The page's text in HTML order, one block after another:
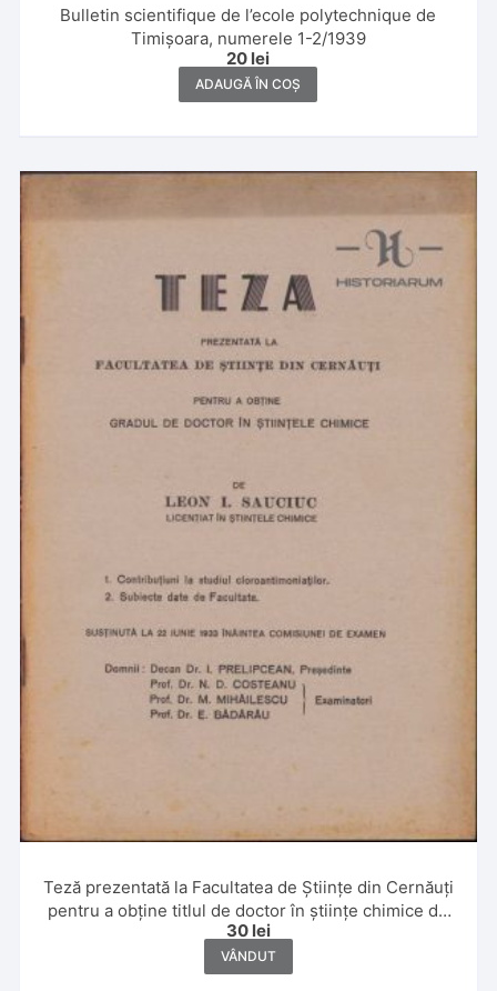
Bulletin scientifique de l’ecole polytechnique de
Timișoara, numerele 1-2/1939
20 lei
ADAUGĂ ÎN COȘ
Teză prezentată la Facultatea de Științe din Cernăuți
pentru a obține titlul de doctor în științe chimice de
Leon Sauciuc, 1933
30 lei
VÂNDUT